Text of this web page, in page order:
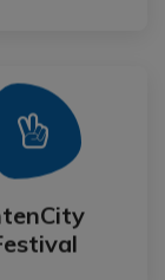
Festival
Mai Mult